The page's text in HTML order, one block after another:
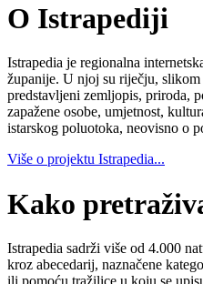
O Istrapediji
Istrapedia je regionalna
županije. U njoj su riječju,
predstavljeni zemljopis, priroda,
zapažene osobe, umjetnost,
istarskog poluotoka, neovisno o
Više o projektu Istrapedia...
Kako
Istrapedia sadrži više od 4.000
kroz abecedarij, naznačene